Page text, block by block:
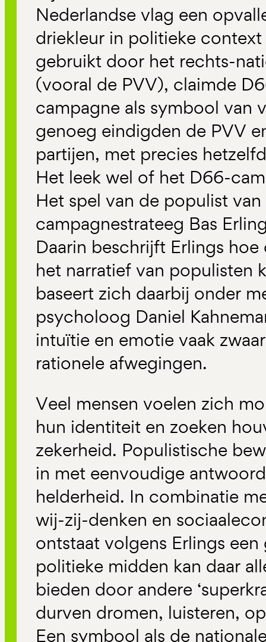
Nederlandse vlag een
driekleur in politieke
gebruikt door het rechts-
(vooral de PVV), claimde
campagne als symbool van
genoeg eindigden de PVV
partijen, met precies
Het leek wel of het D66-
Het spel van de populist
campagnestrateeg Bas
Daarin beschrijft Erlings
het narratief van populisten
baseert zich daarbij onder
psycholoog Daniel
intuïtie en emotie vaak
rationele afwegingen.
Veel mensen voelen zich
hun identiteit en zoeken
zekerheid. Populistische
in met eenvoudige
helderheid. In combinatie
wij-zij-denken en
ontstaat volgens Erlings
politieke midden kan daar
bieden door andere
durven dromen, luisteren,
Een symbool als de